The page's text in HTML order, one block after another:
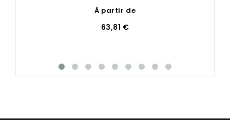
À partir de
63,81 €